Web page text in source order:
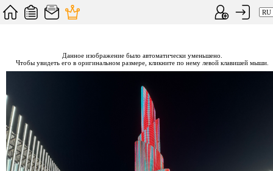
Данное изображение было автоматически уменьшено.
Чтобы увидеть его в оригинальном размере, кликните по нему левой клавишей мыши.